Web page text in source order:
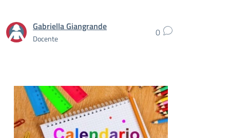
Gabriella Giangrande
Docente 0